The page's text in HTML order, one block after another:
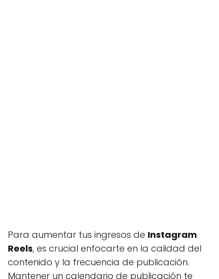
Para aumentar tus ingresos de Instagram
Reels, es crucial enfocarte en la calidad del
contenido y la frecuencia de publicación.
Mantener un calendario de publicación te